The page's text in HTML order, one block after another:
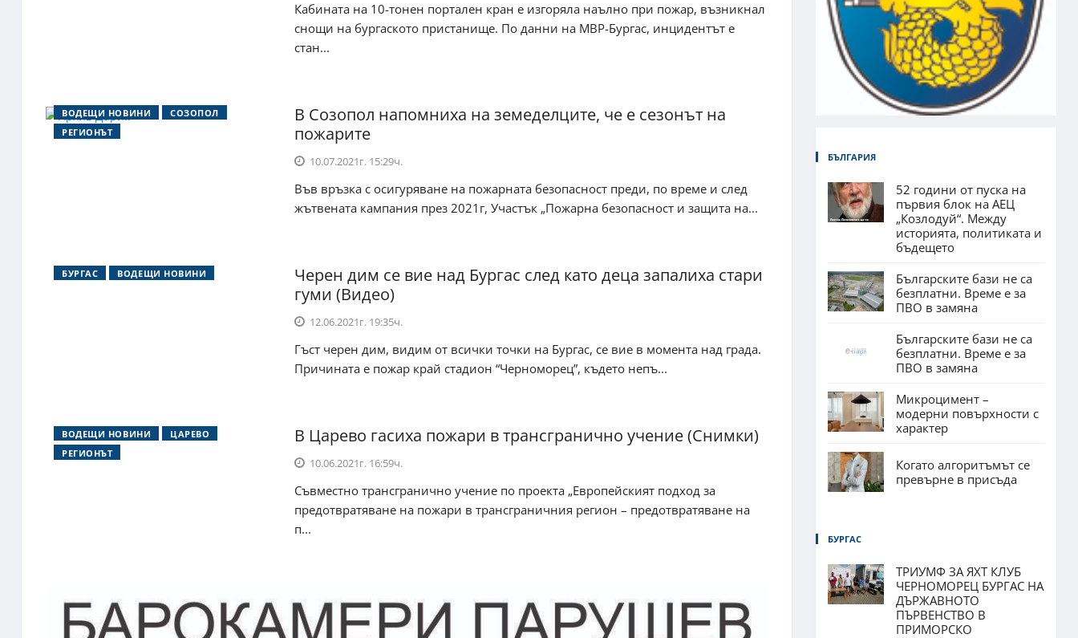
Кабината на 10-тонен портален кран е изгоряла наълно при пожар, възникнал
снощи на бургаското пристанище. По данни на МВР-Бургас, инцидентът е
стан...
ВОДЕЩИ НОВИНИ
СОЗОПОЛ
РЕГИОНЪТ
В Созопол напомниха на земеделците, че е сезонът на
пожарите
10.07.2021г. 15:29ч.
Във връзка с осигуряване на пожарната безопасност преди, по време и след
жътвената кампания през 2021г, Участък „Пожарна безопасност и защита на...
БУРГАС ВОДЕЩИ НОВИНИ
Черен дим се вие над Бургас след като деца запалиха стари
гуми (Видео)
12.06.2021г. 19:35ч.
Гъст черен дим, видим от всички точки на Бургас, се вие в момента над града.
Причината е пожар край стадион “Черноморец”, където непъ...
ВОДЕЩИ НОВИНИ
ЦАРЕВО
РЕГИОНЪТ
В Царево гасиха пожари в трансгранично учение (Снимки)
10.06.2021г. 16:59ч.
Съвместно трансгранично учение по проекта „Европейският подход за
предотвратяване на пожари в трансграничния регион – предотвратяване на
п...
БЪЛГАРИЯ
52 години от пуска на
първия блок на АЕЦ
„Козлодуй“. Между
историята, политиката и
бъдещето
Българските бази не са
безплатни. Време е за
ПВО в замяна
Българските бази не са
безплатни. Време е за
ПВО в замяна
Микроцимент –
модерни повърхности с
характер
Когато алгоритъмът се
превърне в присъда
БУРГАС
ТРИУМФ ЗА ЯХТ КЛУБ
ЧЕРНОМОРЕЦ БУРГАС НА
ДЪРЖАВНОТО
ПЪРВЕНСТВО В
ПРИМОРСКО